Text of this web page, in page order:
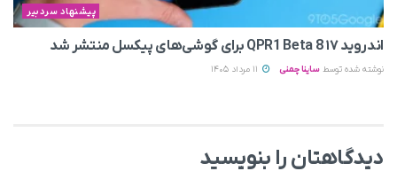
پیشنهاد سردبیر
اندروید ۱۷ QPR1 Beta 8 برای گوشی‌های پیکسل منتشر شد
نوشته شده توسط ساینا چمنی
دیدگاهتان را بنویسید